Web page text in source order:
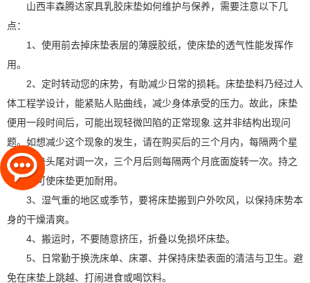
山西丰森腾达家具乳胶床垫如何维护与保养，需要注意以下几
点：
1、使用前去掉床垫表层的薄膜胶纸，使床垫的透气性能发挥作
用。
2、定时转动您的床势，有助减少日常的损耗。床垫垫料乃经过人
体工程学设计，能紧贴人贴曲线，减少身体承受的压力。故此，床垫
便用一段时间后，可能出现轻微凹陷的正常现象.这并非结构出现问
题。如想减少这个现象的发生，请在购买后的三个月内，每隔两个星
期将床垫头尾对调一次，三个月后则每隔两个月底面旋转一次。持之
以恒，可使床垫更加耐用。
3、湿气重的地区或季节，要将床垫搬到户外吹风，以保持床势本
身的干燥清爽。
4、搬运时，不要随意挤压，折叠以免损坏床垫。
5、日常勤于换洗床单、床罩、并保持床垫表面的清洁与卫生。避
免在床垫上跳越、打闹进食或喝饮料。